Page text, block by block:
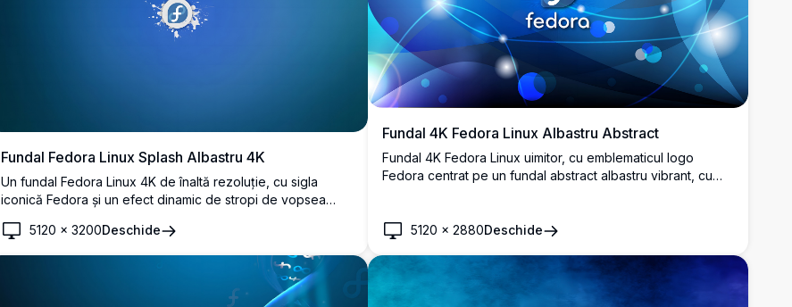
Fundal Fedora Linux Splash Albastru 4K
Un fundal Fedora Linux 4K de înaltă rezoluție, cu sigla
iconică Fedora și un efect dinamic de stropi de vopsea
pentru entuziaștii și dezvoltatorii Linux.
5120 ×3200Deschide
Fundal 4K Fedora Linux Albastru Abstract
Fundal 4K Fedora Linux uimitor, cu emblematicul logo
Fedora centrat pe un fundal abstract albastru vibrant, cu
5120 × 2880Deschide